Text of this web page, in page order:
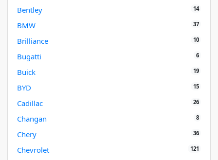
Bentley 14
BMW 37
Brilliance 10
Bugatti 6
Buick 19
BYD 15
Cadillac 26
Changan 8
Chery 36
Chevrolet 121